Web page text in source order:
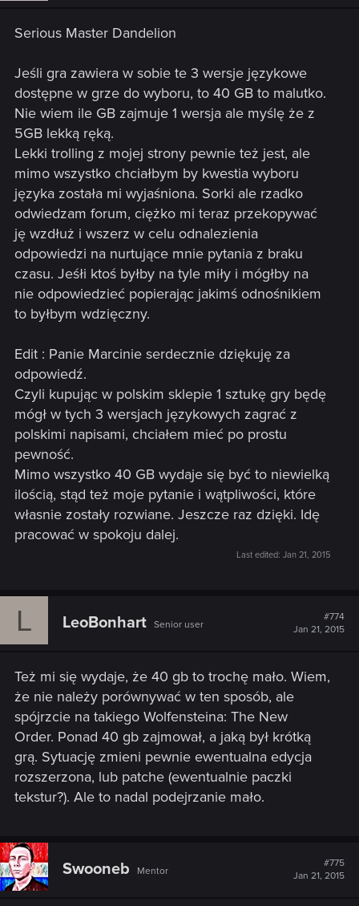
:
Serious Master Dandelion
Jeśli gra zawiera w sobie te 3 wersje językowe
dostępne w grze do wyboru, to 40 GB to malutko.
Nie wiem ile GB zajmuje 1 wersja ale myślę że z
5GB lekką ręką.
Lekki trolling z mojej strony pewnie też jest, ale
mimo wszystko chciałbym by kwestia wyboru
języka została mi wyjaśniona. Sorki ale rzadko
odwiedzam forum, ciężko mi teraz przekopywać
ję wzdłuż i wszerz w celu odnalezienia
odpowiedzi na nurtujące mnie pytania z braku
czasu. Jeśłi ktoś byłby na tyle miły i mógłby na
nie odpowiedzieć popierając jakimś odnośnikiem
to byłbym wdzięczny.
Edit : Panie Marcinie serdecznie dziękuję za
odpowiedź.
Czyli kupując w polskim sklepie 1 sztukę gry będę
mógł w tych 3 wersjach językowych zagrać z
polskimi napisami, chciałem mieć po prostu
pewność.
Mimo wszystko 40 GB wydaje się być to niewielką
ilością, stąd też moje pytanie i wątpliwości, które
własnie zostały rozwiane. Jeszcze raz dzięki. Idę
pracować w spokoju dalej.
Last edited: Jan 21, 2015
L LeoBonhart Senior user
#774
Jan 21, 2015
Też mi się wydaje, że 40 gb to trochę mało. Wiem,
że nie należy porównywać w ten sposób, ale
spójrzcie na takiego Wolfensteina: The New
Order. Ponad 40 gb zajmował, a jaką był krótką
grą. Sytuację zmieni pewnie ewentualna edycja
rozszerzona, lub patche (ewentualnie paczki
tekstur?). Ale to nadal podejrzanie mało.
Swooneb Mentor
#775
Jan 21, 2015